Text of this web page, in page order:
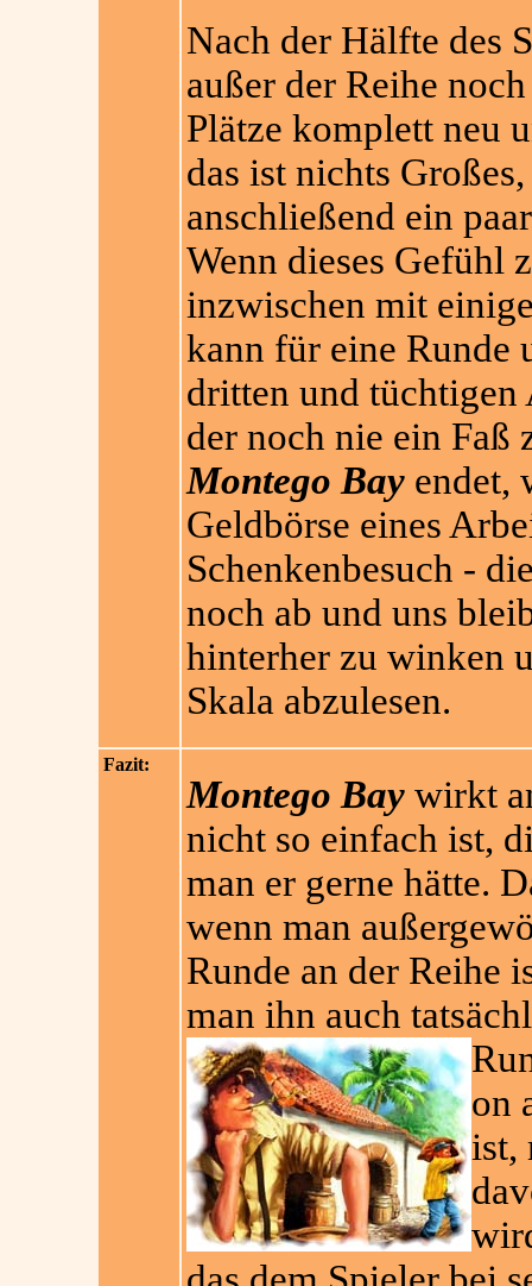
Nach der Hälfte des
außer der Reihe
Plätze komplett neu
das ist nichts
anschließend ein
Wenn dieses Gefühl
inzwischen mit
kann für eine Runde
dritten und tüchtigen
der noch nie ein Faß
Montego Bayendet,
Geldbörse eines
Schenkenbesuch -
noch ab und uns
hinterher zu winken
Skala abzulesen.
Fazit:
Montego Baywirkt
nicht so einfach ist,
man er gerne hätte.
wenn man
Runde an der Reihe
man ihn auch
on
ist,